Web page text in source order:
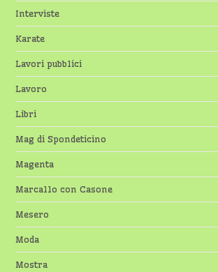
Interviste
Karate
Lavori pubblici
Lavoro
Libri
Mag di Spondeticino
Magenta
Marcallo con Casone
Mesero
Moda
Mostra